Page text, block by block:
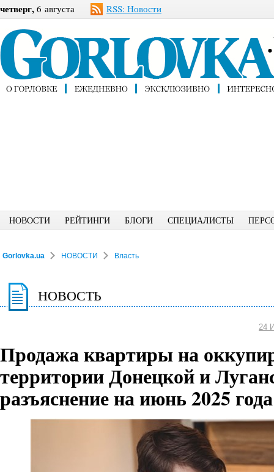
четверг, 6 августа RSS: Новости
НОВОСТИ РЕЙТИНГИ БЛОГИ СПЕЦИАЛИСТЫ
Gorlovka.ua НОВОСТИ Власть
НОВОСТЬ
24
Продажа квартиры на
территории Донецкой и
разъяснение на июнь 2025 года